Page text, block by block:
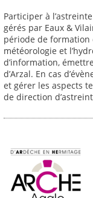
Participer à
gérés par Eaux &
période de formation
météorologie et
d’information,
d’Arzal. En cas
et gérer les aspects
de direction